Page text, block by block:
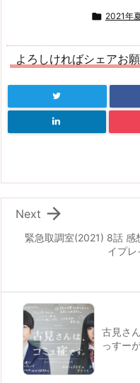
 2021年
よろしければシェアお
緊急取調室(2021) 8話 感
イプ

Next
古見さ
っすー